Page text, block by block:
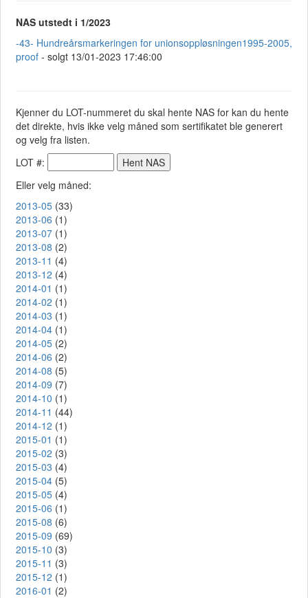
NAS utstedt i 1/2023
-43- Hundreårsmarkeringen for unionsoppløsningen1995-2005,
proof - solgt 13/01-2023 17:46:00
Kjenner du LOT-nummeret du skal hente NAS for kan du hente
det direkte, hvis ikke velg måned som sertifikatet ble generert
og velg fra listen.
LOT #:
Eller velg måned:
2013-05 (33)
2013-06 (1)
2013-07 (1)
2013-08 (2)
2013-11 (4)
2013-12 (4)
2014-01 (1)
2014-02 (1)
2014-03 (1)
2014-04 (1)
2014-05 (2)
2014-06 (2)
2014-08 (5)
2014-09 (7)
2014-10 (1)
2014-11 (44)
2014-12 (1)
2015-01 (1)
2015-02 (3)
2015-03 (4)
2015-04 (5)
2015-05 (4)
2015-06 (1)
2015-08 (6)
2015-09 (69)
2015-10 (3)
2015-11 (3)
2015-12 (1)
2016-01 (2)